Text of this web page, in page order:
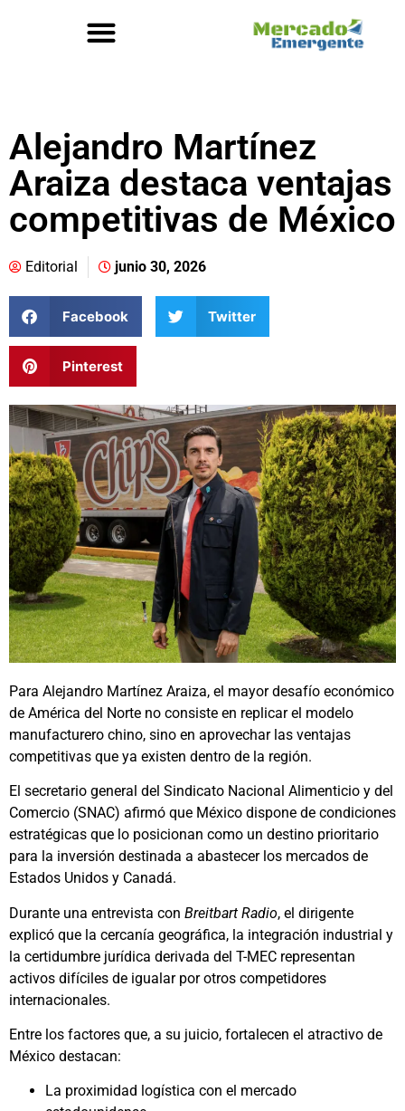
Alejandro Martínez
Araiza destaca ventajas
competitivas de México
Editorial junio 30, 2026
Facebook Twitter
Pinterest
Para Alejandro Martínez Araiza, el mayor desafío económico
de América del Norte no consiste en replicar el modelo
manufacturero chino, sino en aprovechar las ventajas
competitivas que ya existen dentro de la región.
El secretario general del Sindicato Nacional Alimenticio y del
Comercio (SNAC) afirmó que México dispone de condiciones
estratégicas que lo posicionan como un destino prioritario
para la inversión destinada a abastecer los mercados de
Estados Unidos y Canadá.
Durante una entrevista con Breitbart Radio, el dirigente
explicó que la cercanía geográfica, la integración industrial y
la certidumbre jurídica derivada del T-MEC representan
activos difíciles de igualar por otros competidores
internacionales.
Entre los factores que, a su juicio, fortalecen el atractivo de
México destacan:
La proximidad logística con el mercado